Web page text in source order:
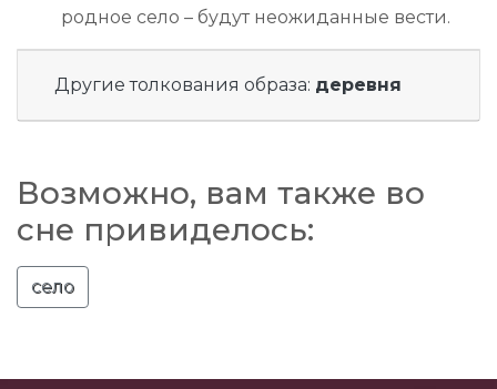
родное село – будут неожиданные вести.
Другие толкования образа: деревня
Возможно, вам также во
сне привиделось:
село